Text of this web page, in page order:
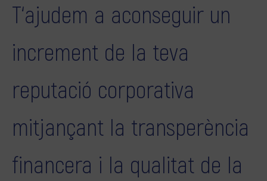
T‘ajudem a aconseguir un
increment de la teva
reputació corporativa
mitjançant la transperència
financera i la qualitat de la